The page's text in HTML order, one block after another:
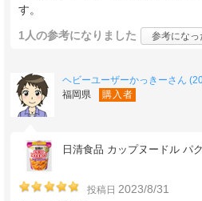
す。
1人の参考になりました 参考になっ
ヘビーユーザーかっきーさん
福岡県
購入者
日清食品 カップヌードル パ
投稿日 2023/8/31